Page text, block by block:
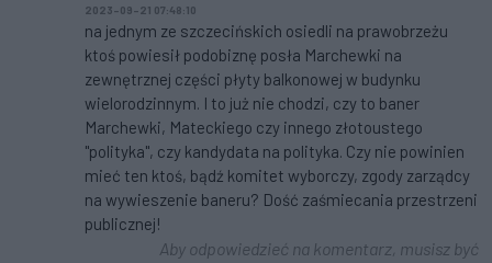
2023-09-21 07:48:10
na jednym ze szczecińskich osiedli na prawobrzeżu
ktoś powiesił podobiznę posła Marchewki na
zewnętrznej części płyty balkonowej w budynku
wielorodzinnym. I to już nie chodzi, czy to baner
Marchewki, Mateckiego czy innego złotoustego
"polityka", czy kandydata na polityka. Czy nie powinien
mieć ten ktoś, bądź komitet wyborczy, zgody zarządcy
na wywieszenie baneru? Dość zaśmiecania przestrzeni
publicznej!
Aby odpowiedzieć na komentarz, musisz być